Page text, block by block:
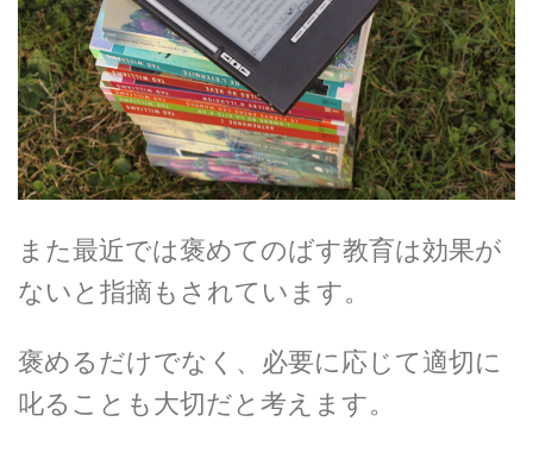
また最近では褒めてのばす教育は効果が
ないと指摘もされています。
褒めるだけでなく、必要に応じて適切に
叱ることも大切だと考えます。